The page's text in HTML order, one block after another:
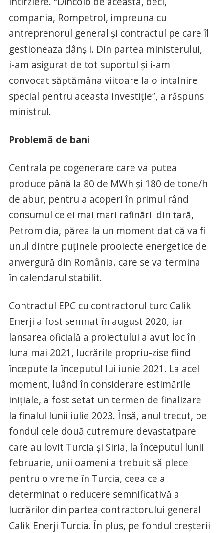
compania, Rompetrol, impreuna cu
antreprenorul general și contractul pe care îl
gestioneaza dânșii. Din partea ministerului,
i-am asigurat de tot suportul și i-am
convocat săptămâna viitoare la o intalnire
special pentru aceasta investiție”, a răspuns
ministrul.
Problemă de bani
Centrala pe cogenerare care va putea
produce până la 80 de MWh și 180 de tone/h
de abur, pentru a acoperi în primul rând
consumul celei mai mari rafinării din țară,
Petromidia, părea la un moment dat că va fi
unul dintre puținele prooiecte energetice de
anvergură din România. care se va termina
în calendarul stabilit.
Contractul EPC cu contractorul turc Calik
Enerji a fost semnat în august 2020, iar
lansarea oficială a proiectului a avut loc în
luna mai 2021, lucrările propriu-zise fiind
începute la începutul lui iunie 2021. La acel
moment, luând în considerare estimările
inițiale, a fost setat un termen de finalizare
la finalul lunii iulie 2023. Însă, anul trecut, pe
fondul cele două cutremure devastatpare
care au lovit Turcia și Siria, la începutul lunii
februarie, unii oameni a trebuit să plece
pentru o vreme în Turcia, ceea ce a
determinat o reducere semnificativă a
lucrărilor din partea contractorului general
Calik Enerji Turcia. În plus, pe fondul creșterii